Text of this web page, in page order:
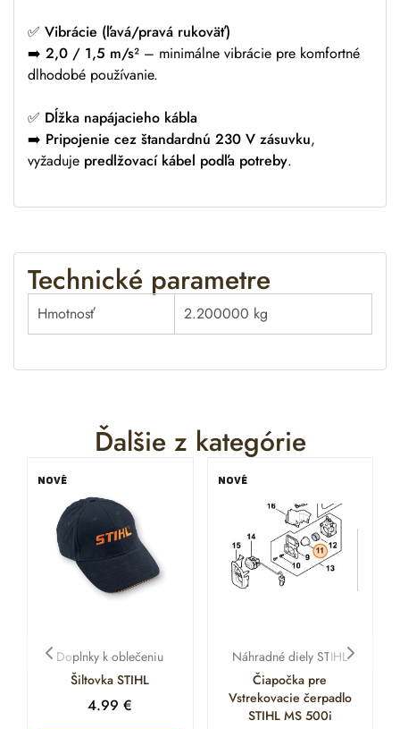
✅ Vibrácie (ľavá/pravá rukoväť)
➡️ 2,0 / 1,5 m/s² – minimálne vibrácie pre komfortné
dlhodobé používanie.
✅ Dĺžka napájacieho kábla
➡️ Pripojenie cez štandardnú 230 V zásuvku,
vyžaduje predlžovací kábel podľa potreby.
Technické parametre
Hmotnosť 2.200000 kg
Ďalšie z kategórie
NOVÉ
Doplnky k oblečeniu
Šiltovka STIHL
4.99€
NOVÉ
Náhradné diely STIHL
Čiapočka pre
Vstrekovacie čerpadlo
STIHL MS 500i